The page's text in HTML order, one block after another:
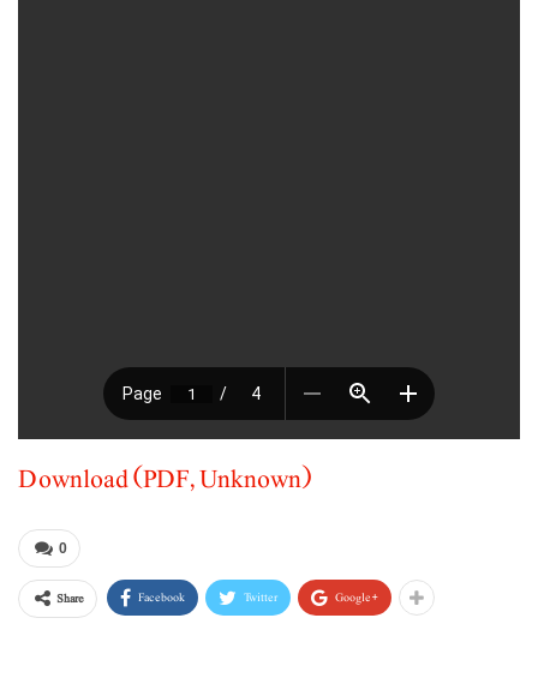
Download (PDF, Unknown)
0
Share Facebook Twitter Google+